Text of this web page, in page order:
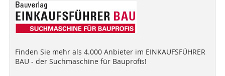
Finden Sie mehr als 4.000 Anbieter im EINKAUFSFÜHRER
BAU - der Suchmaschine für Bauprofis!